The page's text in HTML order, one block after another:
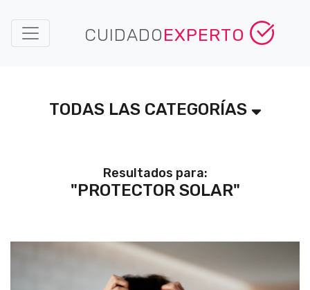
CUIDADOEXPERTO
TODAS LAS CATEGORÍAS
Resultados para:
"PROTECTOR SOLAR"